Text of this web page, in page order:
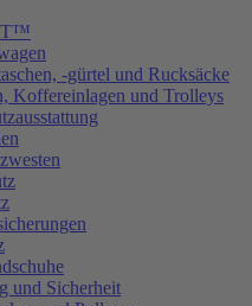
-gürtel und Rucksäcke
Koffereinlagen und Trolleys
und Sicherheit